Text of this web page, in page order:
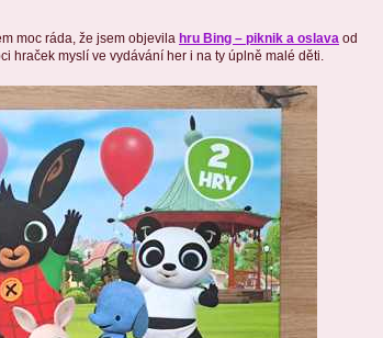
moc ráda, že jsem objevila hru Bing – piknik a oslava od
hraček myslí ve vydávání her i na ty úplně malé děti.